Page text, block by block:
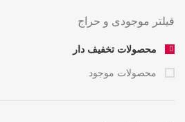
فیلتر موجودی و حراج
محصولات تخفیف دار
محصولات موجود